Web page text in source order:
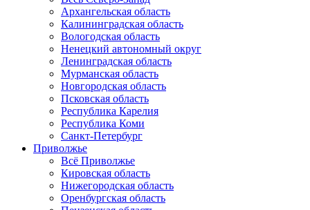
Архангельская область
Калининградская область
Вологодская область
Ненецкий автономный округ
Ленинградская область
Мурманская область
Новгородская область
Псковская область
Республика Карелия
Республика Коми
Санкт-Петербург
Приволжье
Всё Приволжье
Кировская область
Нижегородская область
Оренбургская область